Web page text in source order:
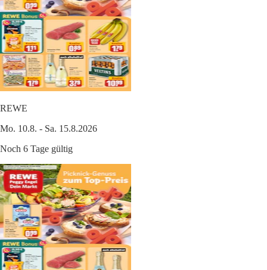
REWE
Mo. 10.8. - Sa. 15.8.2026
Noch 6 Tage gültig